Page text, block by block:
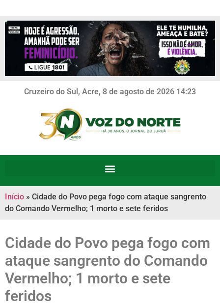
Cruzeiro do Sul, Acre, 8 de agosto de 2026 14:23
Início » Cidade do Povo pega fogo com ataque sangrento
do Comando Vermelho; 1 morto e sete feridos
Cidade do Povo pega fogo com
ataque sangrento do Comando
Vermelho; 1 morto e sete
feridos